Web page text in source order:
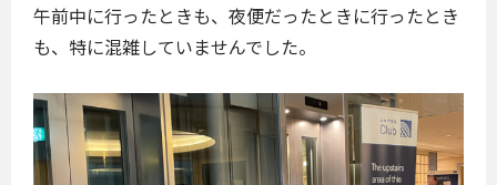
午前中に行ったときも、夜便だったときに行ったとき
も、特に混雑していませんでした。